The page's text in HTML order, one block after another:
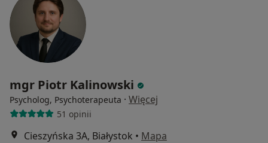
mgr Piotr Kalinowski
Psycholog, Psychoterapeuta · Więcej
51 opinii
Cieszyńska 3A, Białystok • Mapa